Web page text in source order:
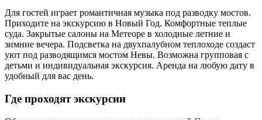
Для гостей играет романтичная музыка под разводку мостов.
Приходите на экскурсию в Новый Год. Комфортные теплые
суда. Закрытые салоны на Метеоре в холодные летние и
зимние вечера. Подсветка на двухпалубном теплоходе создаст
уют под разводящимся мостом Невы. Возможна групповая с
детьми и индивидуальная экскурсия. Аренда на любую дату в
удобный для вас день.
Где проходят экскурсии